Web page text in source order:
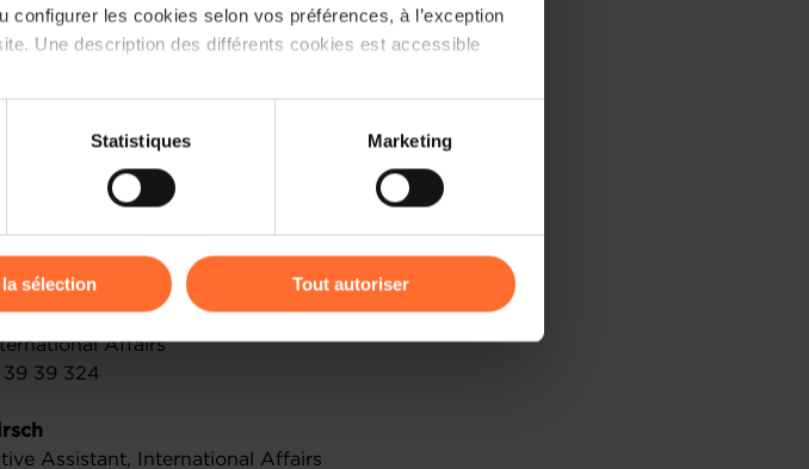
les cookies selon vos préférences, à l’exception
Une description des différents cookies est accessible
(ex : lecture de vidéos, partage sur les réseaux
de l’affichage du site) peuvent être affectées en
cookies
Statistiques Marketing
sélection Tout autoriser
Chamber of Commerce
more information in our country sheet.
REGISTRATION
Affairs
39 39 324
Assistant, International Affairs